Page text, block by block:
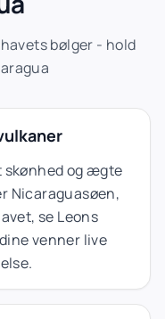
bølger - hold
og ægte
Nicaraguasøen,
se Leons
venner live